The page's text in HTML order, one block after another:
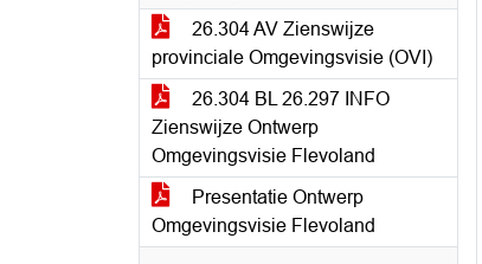
26.304 AV Zienswijze
provinciale Omgevingsvisie (OVI)
26.304 BL 26.297 INFO
Zienswijze Ontwerp
Omgevingsvisie Flevoland
Presentatie Ontwerp
Omgevingsvisie Flevoland